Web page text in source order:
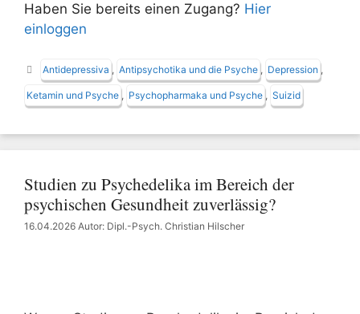
Haben Sie bereits einen Zugang? Hier
einloggen
Schlagwörter
Antidepressiva , Antipsychotika und die Psyche , Depression ,
Ketamin und Psyche , Psychopharmaka und Psyche , Suizid
Studien zu Psychedelika im Bereich der
psychischen Gesundheit zuverlässig?
16.04.2026 Autor: Dipl.-Psych. Christian Hilscher